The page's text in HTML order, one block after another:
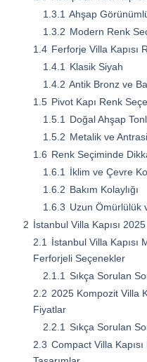
1.3.1 Ahşap
1.3.2 Modern Renk
1.4 Ferforje Villa Kapısı
1.4.1
Klasik Siyah
1.4.2 Antik Bronz ve
1.5 Pivot Kapı Renk
1.5.1
Doğal Ahşap
1.5.2 Metalik ve
1.6 Renk Seçiminde
1.6.1
İklim ve Çevre
1.6.2 Bakım Kolaylığı
1.6.3 Uzun Ömürlülük
2 İstanbul Villa Kapısı 2025
2.1
İstanbul Villa Kapısı
Ferforjeli Seçenekler
2.1.1 Sıkça Sorulan
2.2 2025 Kompozit Villa
Fiyatlar
2.2.1 Sıkça Sorulan
2.3 Compact Villa